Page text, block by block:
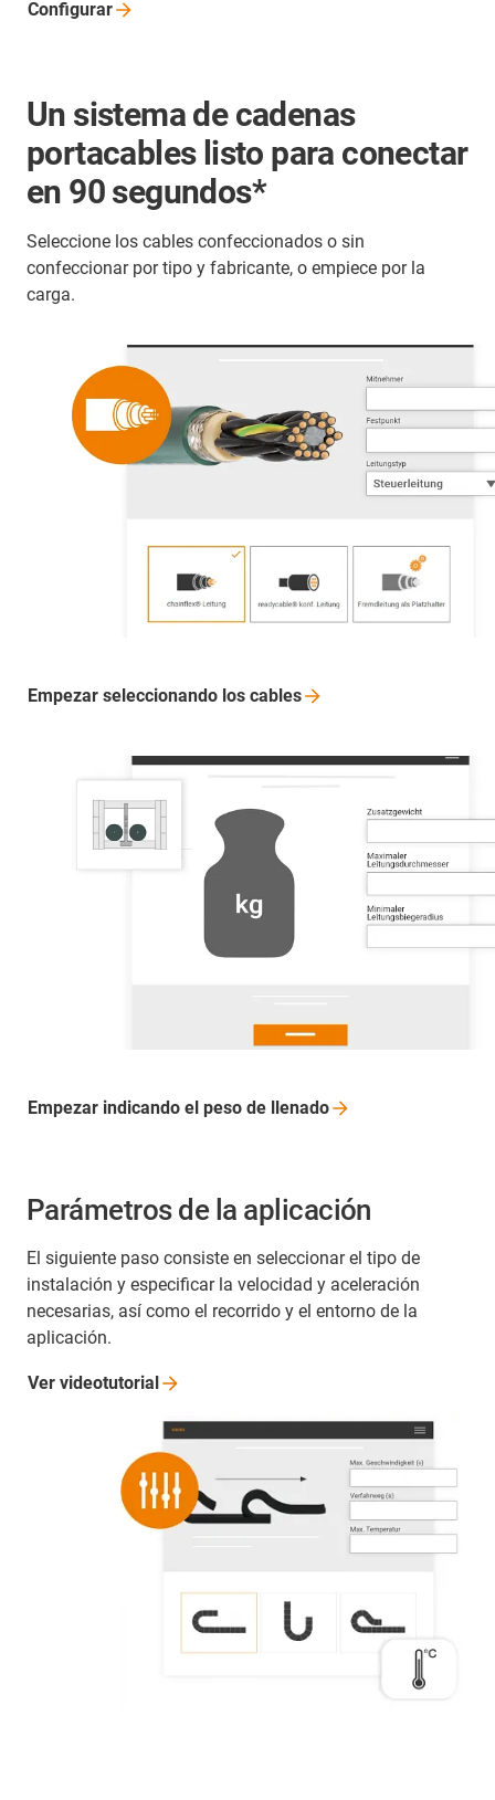
Configurar
Un sistema de cadenas
portacables listo para conectar
en 90 segundos*
Seleccione los cables confeccionados o sin
confeccionar por tipo y fabricante, o empiece por la
carga.
Empezar seleccionando los cables
Empezar indicando el peso de llenado
Parámetros de la aplicación
El siguiente paso consiste en seleccionar el tipo de
instalación y especificar la velocidad y aceleración
necesarias, así como el recorrido y el entorno de la
aplicación.
Ver videotutorial